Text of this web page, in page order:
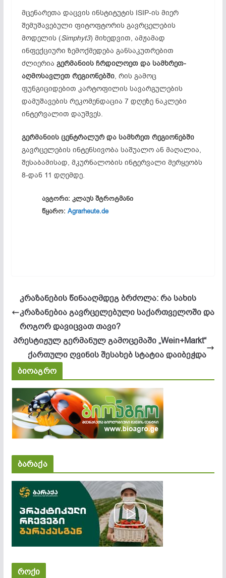
მცენარეთა დაცვის ინსტიტუტის ISIP-ის მიერ
შემუშავებული ფიტოფტორის გავრცელების
მოდელის (Simphyt3) მიხედვით, ამჟამად
ინფექციური ზემოქმედება განსაკუთრებით
ძლიერია გერმანიის ჩრდილოეთ და სამხრეთ-
აღმოსავლეთ რეგიონებში, რის გამოც
ფუნგიციდებით კარტოფილის სავარგულების
დამუშავების რეკომენდაცია 7 დღეზე ნაკლები
ინტერვალით დაუშვეს.
გერმანიის ცენტრალურ და სამხრეთ რეგიონებში
გავრცელების ინტენსივობა საშუალო ან მაღალია,
შესაბამისად, მკურნალობის ინტერვალი მერყეობს
8-დან 11 დღემდე.
ავტორი: კლაუს შტროტმანი
წყარო: Agrarheute.de
კრაზანების წინააღმდეგ ბრძოლა: რა სახის
კრაზანებია გავრცელებული საქართველოში და
როგორ დავიცვათ თავი?
პრესტიჟულ გერმანულ გამოცემაში „Wein+Markt“
ქართული ღვინის შესახებ სტატია დაიბეჭდა
ბიოაგრო
ბარაქა
როქი